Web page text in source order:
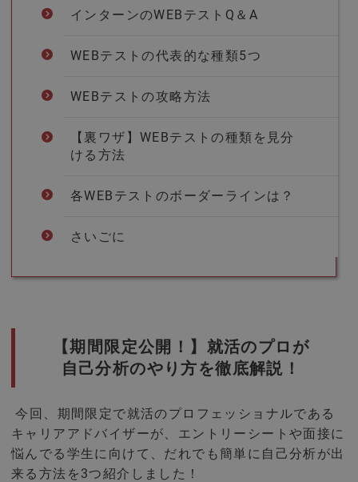
インターンのWEBテストQ＆A
WEBテストの代表的な種類5つ
WEBテストの攻略方法
【裏ワザ】WEBテストの種類を見分
ける方法
各WEBテストのボーダーラインは？
さいごに
【期間限定公開！】就活のプロが
自己分析のやり方を徹底解説！
今回、期間限定で就活のプロフェッショナルである
キャリアアドバイザーが、エントリーシートや面接に
悩んでる学生に向けて、だれでも簡単に自己分析が出
来る方法を3つ紹介しました！